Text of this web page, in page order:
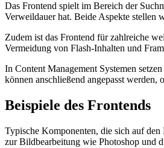
Das Frontend spielt im Bereich der
Verweildauer hat. Beide Aspekte stellen
Zudem ist das Frontend für zahlreiche
Vermeidung von Flash-Inhalten und
In Content Management Systemen
können anschließend angepasst werden,
Beispiele des Frontends
Typische Komponenten, die sich auf
zur Bildbearbeitung wie Photoshop und